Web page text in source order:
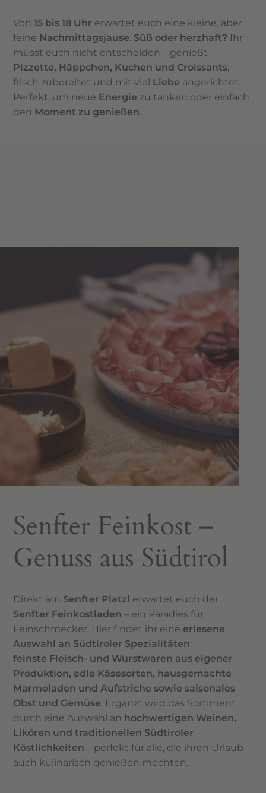
Von15 bis 18 Uhr erwartet euch eine kleine, aber
feine Nachmittagsjause. Süß oder herzhaft? Ihr
müsst euch nicht entscheiden – genießt
Pizzette, Häppchen, Kuchen und Croissants,
frisch zubereitet und mit viel Liebe angerichtet.
Perfekt, um neue Energie zu tanken oder einfach
den Moment zu genießen.
Senfter Feinkost –
Genuss aus Südtirol
Direkt am Senfter Platzl erwartet euch der
Senfter Feinkostladen – ein Paradies für
Feinschmecker. Hier findet ihr eine erlesene
Auswahl an Südtiroler Spezialitäten:
feinste Fleisch- und Wurstwaren aus eigener
Produktion, edle Käsesorten, hausgemachte
Marmeladen und Aufstriche sowie saisonales
Obst und Gemüse. Ergänzt wird das Sortiment
durch eine Auswahl an hochwertigen Weinen,
Likören und traditionellen Südtiroler
Köstlichkeiten – perfekt für alle, die ihren Urlaub
auch kulinarisch genießen möchten.